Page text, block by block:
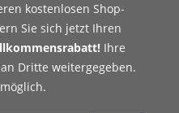
kostenlosen Shop-
Sie sich jetzt Ihren
Ihre
Dritte weitergegeben.